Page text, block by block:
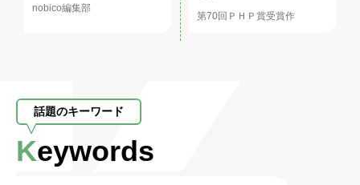
nobico編集部
第70回ＰＨＰ賞受賞作
話題のキーワード
Keywords